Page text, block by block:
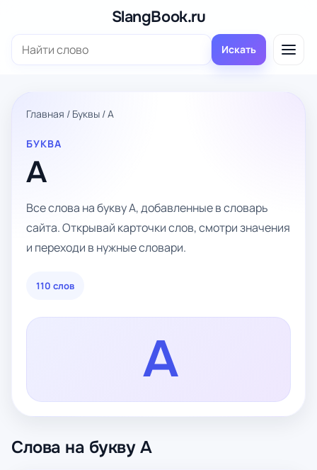
содержимому
SlangBook.ru
Поиск: Искать
Главная / Буквы /А
БУКВА
А
Все слова на букву А, добавленные в словарь
сайта. Открывай карточки слов, смотри значения
и переходи в нужные словари.
110 слов
А
Слова на букву А